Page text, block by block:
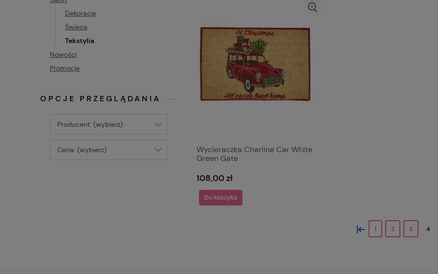
Dekoracje
Świece
Tekstylia
Nowości
Promocje
OPCJE PRZEGLĄDANIA
Producent: (wybierz)
Cena: (wybierz)
Wycieraczka Charline Car White
Green Gate
108,00 zł
Do koszyka
« 1 2 3 4